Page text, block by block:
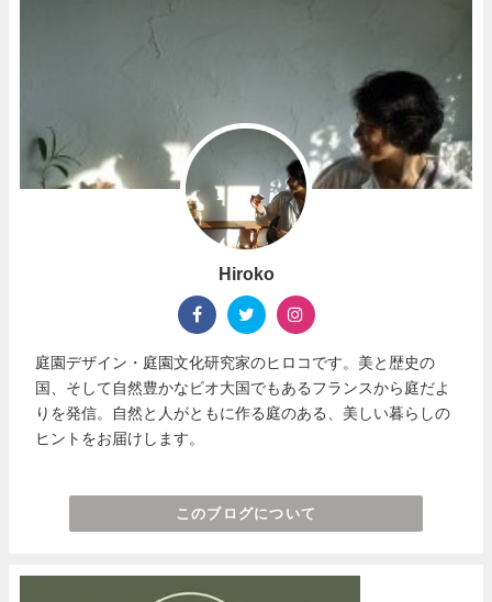
Hiroko
庭園デザイン・庭園文化研究家のヒロコです。美と歴史の
国、そして自然豊かなビオ大国でもあるフランスから庭だよ
りを発信。自然と人がともに作る庭のある、美しい暮らしの
ヒントをお届けします。
このブログについて